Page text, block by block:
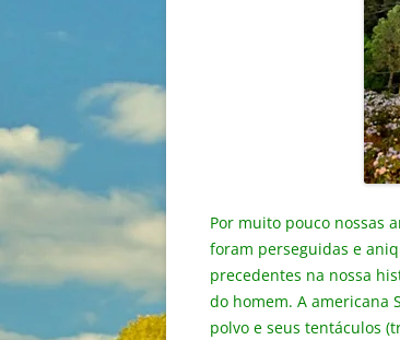
Por muito pouco nossas
foram perseguidas e
precedentes na nossa
do homem. A americana
polvo e seus tentáculos